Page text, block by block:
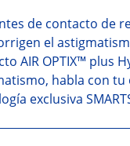
de contacto de
el
AIR OPTIX™ plus
habla con tu
exclusiva